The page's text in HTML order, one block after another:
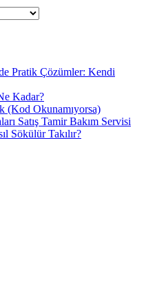
Pratik Çözümler: Kendi
Kadar?
(Kod Okunamıyorsa)
Satış Tamir Bakım Servisi
Sökülür Takılır?